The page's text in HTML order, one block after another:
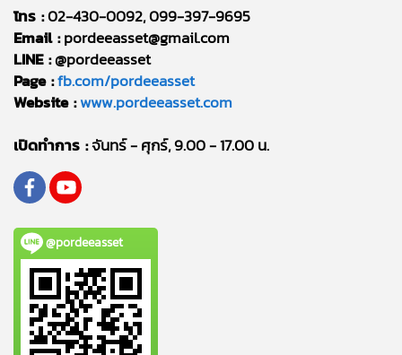
โทร :02-430-0092, 099-397-9695
Email :pordeeasset@gmail.com
LINE :@pordeeasset
Page :fb.com/pordeeasset
Website :www.pordeeasset.com
เปิดทำการ :จันทร์ - ศุกร์, 9.00 - 17.00 น.
@pordeeasset